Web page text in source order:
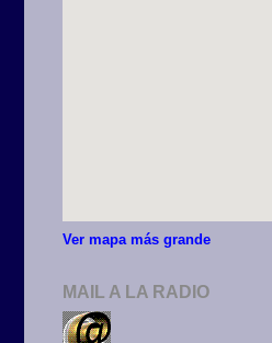
Ver mapa más grande
MAIL A LA RADIO